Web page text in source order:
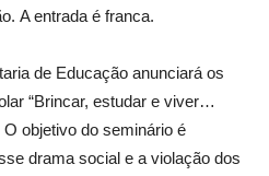
A entrada é franca.
de Educação anunciará os
“Brincar, estudar e viver…
objetivo do seminário é
drama social e a violação dos